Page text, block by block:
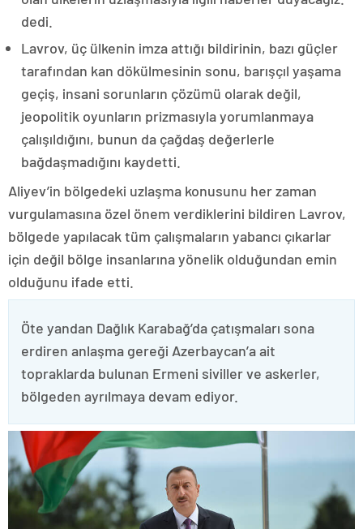
dedi.
Lavrov, üç ülkenin imza attığı bildirinin, bazı güçler
tarafından kan dökülmesinin sonu, barışçıl yaşama
geçiş, insani sorunların çözümü olarak değil,
jeopolitik oyunların prizmasıyla yorumlanmaya
çalışıldığını, bunun da çağdaş değerlerle
bağdaşmadığını kaydetti.
Aliyev’in bölgedeki uzlaşma konusunu her zaman
vurgulamasına özel önem verdiklerini bildiren Lavrov,
bölgede yapılacak tüm çalışmaların yabancı çıkarlar
için değil bölge insanlarına yönelik olduğundan emin
olduğunu ifade etti.
Öte yandan Dağlık Karabağ’da çatışmaları sona
erdiren anlaşma gereği Azerbaycan’a ait
topraklarda bulunan Ermeni siviller ve askerler,
bölgeden ayrılmaya devam ediyor.